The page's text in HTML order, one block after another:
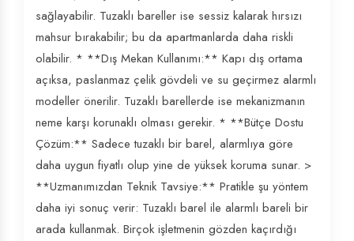
sağlayabilir. Tuzaklı bareller ise sessiz kalarak hırsızı
mahsur bırakabilir; bu da apartmanlarda daha riskli
olabilir. * **Dış Mekan Kullanımı:** Kapı dış ortama
açıksa, paslanmaz çelik gövdeli ve su geçirmez alarmlı
modeller önerilir. Tuzaklı barellerde ise mekanizmanın
neme karşı korunaklı olması gerekir. * **Bütçe Dostu
Çözüm:** Sadece tuzaklı bir barel, alarmlıya göre
daha uygun fiyatlı olup yine de yüksek koruma sunar. >
**Uzmanımızdan Teknik Tavsiye:** Pratikle şu yöntem
daha iyi sonuç verir: Tuzaklı barel ile alarmlı bareli bir
arada kullanmak. Birçok işletmenin gözden kaçırdığı